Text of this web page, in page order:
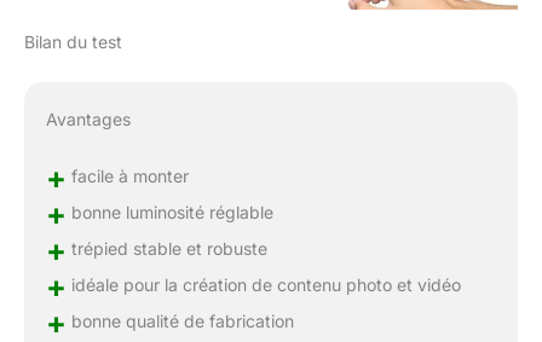
Bilan du test
Avantages
+ facile à monter
+ bonne luminosité réglable
+ trépied stable et robuste
+ idéale pour la création de contenu photo et vidéo
+ bonne qualité de fabrication